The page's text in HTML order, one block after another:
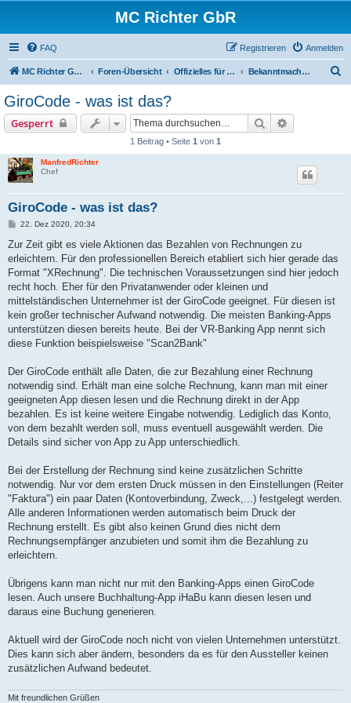
MC Richter GbR
FAQ Anmelden
Registrieren
MC Richter GbR (Impressum / Datenschutz) Foren-Übersicht Offizielles für Jedermann Bekanntmachungen
GiroCode - was ist das?
Gesperrt Suche
1 Beitrag • Seite 1 von 1
ManfredRichter
Chef
GiroCode - was ist das?
B
i
r
a
22. Dez 2020, 20:34
Zur Zeit gibt es viele Aktionen das Bezahlen von Rechnungen zu
erleichtern. Für den professionellen Bereich etabliert sich hier gerade das
Format "XRechnung". Die technischen Voraussetzungen sind hier jedoch
recht hoch. Eher für den Privatanwender oder kleinen und
mittelständischen Unternehmer ist der GiroCode geeignet. Für diesen ist
kein großer technischer Aufwand notwendig. Die meisten Banking-Apps
unterstützen diesen bereits heute. Bei der VR-Banking App nennt sich
diese Funktion beispielsweise "Scan2Bank"
Der GiroCode enthält alle Daten, die zur Bezahlung einer Rechnung
notwendig sind. Erhält man eine solche Rechnung, kann man mit einer
geeigneten App diesen lesen und die Rechnung direkt in der App
bezahlen. Es ist keine weitere Eingabe notwendig. Lediglich das Konto,
von dem bezahlt werden soll, muss eventuell ausgewählt werden. Die
Details sind sicher von App zu App unterschiedlich.
Bei der Erstellung der Rechnung sind keine zusätzlichen Schritte
notwendig. Nur vor dem ersten Druck müssen in den Einstellungen (Reiter
"Faktura") ein paar Daten (Kontoverbindung, Zweck,...) festgelegt werden.
Alle anderen Informationen werden automatisch beim Druck der
Rechnung erstellt. Es gibt also keinen Grund dies nicht dem
Rechnungsempfänger anzubieten und somit ihm die Bezahlung zu
erleichtern.
Übrigens kann man nicht nur mit den Banking-Apps einen GiroCode
lesen. Auch unsere Buchhaltung-App iHaBu kann diesen lesen und
daraus eine Buchung generieren.
Aktuell wird der GiroCode noch nicht von vielen Unternehmen unterstützt.
Dies kann sich aber ändern, besonders da es für den Aussteller keinen
zusätzlichen Aufwand bedeutet.
Mit freundlichen Grüßen